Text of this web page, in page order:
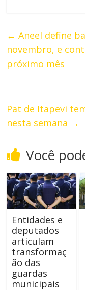
← Aneel define
novembro, e
próximo mês
Pat de Itapevi
nesta semana →
Você
Entidades e
deputados
articulam
transformaç
ão das
guardas
municipais